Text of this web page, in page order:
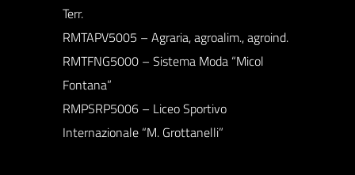
Terr.
RMTAPV5005 – Agraria, agroalim., agroind.
RMTFNG5000 – Sistema Moda “Micol
Fontana”
RMPSRP5006 – Liceo Sportivo
Internazionale “M. Grottanelli”